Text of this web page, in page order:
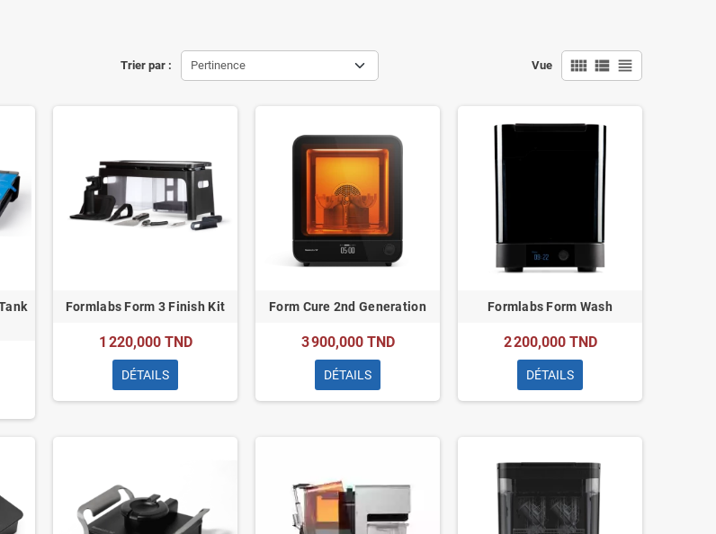
Trier par : Pertinence Vue view_comfy view_list view_headline
Formlabs Form 3 Finish Kit
1 220,000 TND
DÉTAILS
Form Cure 2nd Generation
3 900,000 TND
DÉTAILS
Formlabs Form Wash
2 200,000 TND
DÉTAILS